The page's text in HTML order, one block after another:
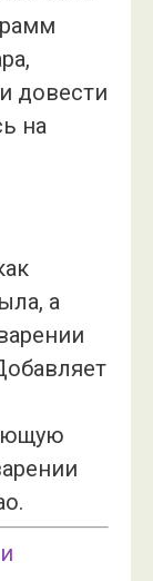
довести
на
а